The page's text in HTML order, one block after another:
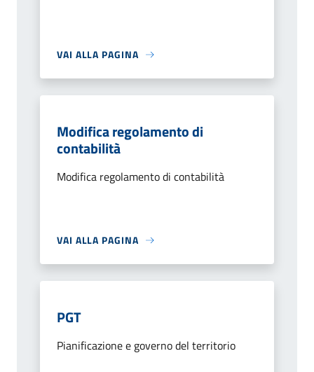
VAI ALLA PAGINA
Modifica regolamento di
contabilità
Modifica regolamento di contabilità
VAI ALLA PAGINA
PGT
Pianificazione e governo del territorio